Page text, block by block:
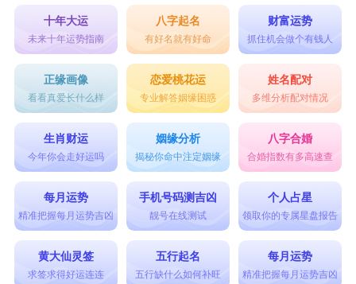
十年大运
未来十年运势指南
八字起名
有好名就有好命
财富运势
抓住机会做个有钱人
正缘画像
看看真爱长什么样
恋爱桃花运
专业解答姻缘困惑
姓名配对
多维分析配对情况
生肖财运
今年你会走好运吗
姻缘分析
揭秘你命中注定姻缘
八字合婚
合婚指数有多高速查
每月运势
精准把握每月运势吉凶
手机号码测吉凶
靓号在线测试
个人占星
领取你的专属星盘报告
黄大仙灵签
求签求得好运连连
五行起名
五行缺什么如何补旺
每月运势
精准把握每月运势吉凶